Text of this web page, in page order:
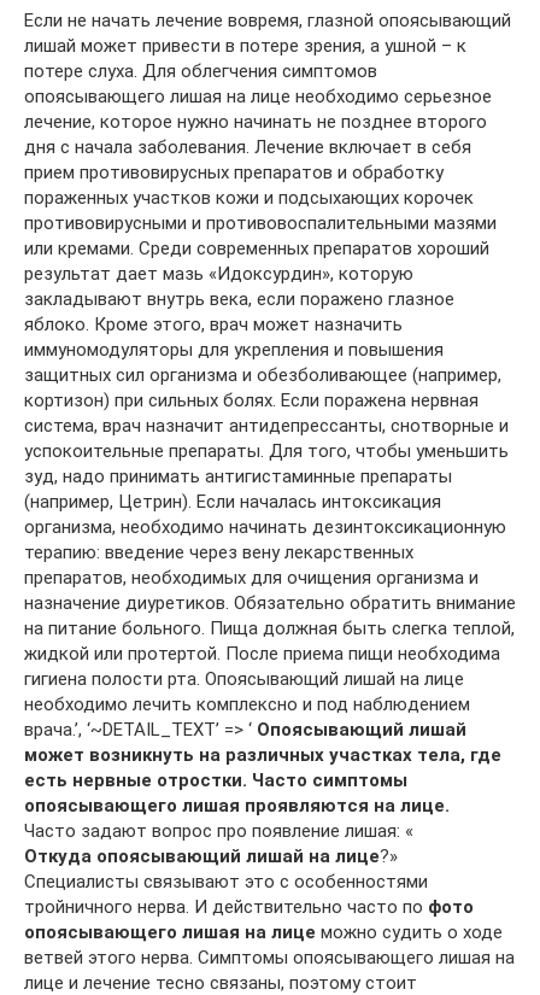
Если не начать лечение вовремя, глазной опоясывающий
лишай может привести в потере зрения, а ушной – к
потере слуха. Для облегчения симптомов
опоясывающего лишая на лице необходимо серьезное
лечение, которое нужно начинать не позднее второго
дня с начала заболевания. Лечение включает в себя
прием противовирусных препаратов и обработку
пораженных участков кожи и подсыхающих корочек
противовирусными и противовоспалительными мазями
или кремами. Среди современных препаратов хороший
результат дает мазь «Идоксурдин», которую
закладывают внутрь века, если поражено глазное
яблоко. Кроме этого, врач может назначить
иммуномодуляторы для укрепления и повышения
защитных сил организма и обезболивающее (например,
кортизон) при сильных болях. Если поражена нервная
система, врач назначит антидепрессанты, снотворные и
успокоительные препараты. Для того, чтобы уменьшить
зуд, надо принимать антигистаминные препараты
(например, Цетрин). Если началась интоксикация
организма, необходимо начинать дезинтоксикационную
терапию: введение через вену лекарственных
препаратов, необходимых для очищения организма и
назначение диуретиков. Обязательно обратить внимание
на питание больного. Пища должная быть слегка теплой,
жидкой или протертой. После приема пищи необходима
гигиена полости рта. Опоясывающий лишай на лице
необходимо лечить комплексно и под наблюдением
врача.’, ‘~DETAIL_TEXT’ => ‘ Опоясывающий лишай
может возникнуть на различных участках тела, где
есть нервные отростки. Часто симптомы
опоясывающего лишая проявляются на лице.
Часто задают вопрос про появление лишая: «
Откуда опоясывающий лишай на лице?»
Специалисты связывают это с особенностями
тройничного нерва. И действительно часто по фото
опоясывающего лишая на лице можно судить о ходе
ветвей этого нерва. Симптомы опоясывающего лишая на
лице и лечение тесно связаны, поэтому стоит